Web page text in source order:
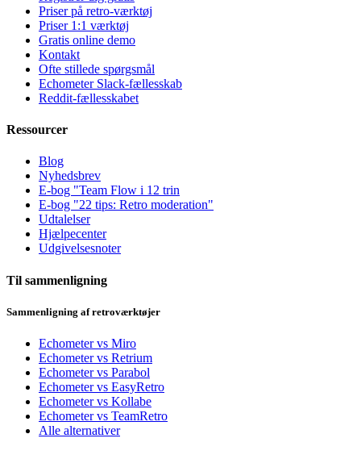
Priser på retro-værktøj
Priser 1:1 værktøj
Gratis online demo
Kontakt
Ofte stillede spørgsmål
Echometer Slack-fællesskab
Reddit-fællesskabet
Ressourcer
Blog
Nyhedsbrev
E-bog "Team Flow i 12 trin
E-bog "22 tips: Retro moderation"
Udtalelser
Hjælpecenter
Udgivelsesnoter
Til sammenligning
Sammenligning af retroværktøjer
Echometer vs Miro
Echometer vs Retrium
Echometer vs Parabol
Echometer vs EasyRetro
Echometer vs Kollabe
Echometer vs TeamRetro
Alle alternativer